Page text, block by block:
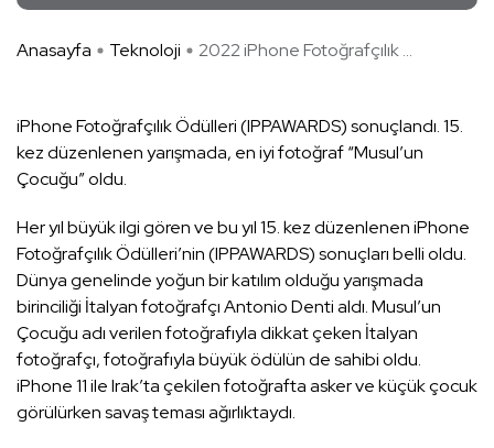
Anasayfa Teknoloji 2022 iPhone Fotoğrafçılık ...
iPhone Fotoğrafçılık Ödülleri (IPPAWARDS) sonuçlandı. 15.
kez düzenlenen yarışmada, en iyi fotoğraf “Musul’un
Çocuğu” oldu.
Her yıl büyük ilgi gören ve bu yıl 15. kez düzenlenen iPhone
Fotoğrafçılık Ödülleri’nin (IPPAWARDS) sonuçları belli oldu.
Dünya genelinde yoğun bir katılım olduğu yarışmada
birinciliği İtalyan fotoğrafçı Antonio Denti aldı. Musul’un
Çocuğu adı verilen fotoğrafıyla dikkat çeken İtalyan
fotoğrafçı, fotoğrafıyla büyük ödülün de sahibi oldu.
iPhone 11 ile Irak’ta çekilen fotoğrafta asker ve küçük çocuk
görülürken savaş teması ağırlıktaydı.